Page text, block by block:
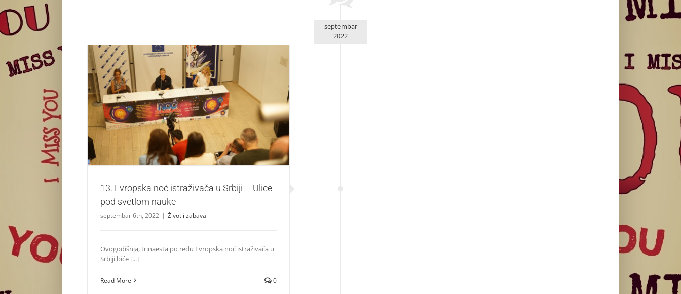
septembar
2022
13. Evropska noć istraživača u Srbiji – Ulice pod svetlom
nauke
Život i zabava
13. Evropska noć istraživača u Srbiji – Ulice
pod svetlom nauke
septembar 6th, 2022 | Život i zabava
Ovogodišnja, trinaesta po redu Evropska noć istraživača u
Srbiji biće [...]
Read More 0